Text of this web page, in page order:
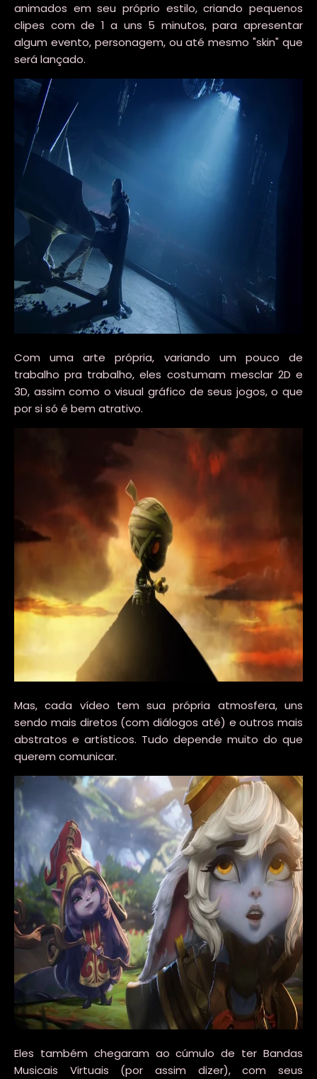
animados em seu próprio estilo, criando pequenos
clipes com de 1 a uns 5 minutos, para apresentar
algum evento, personagem, ou até mesmo "skin" que
será lançado.
Com uma arte própria, variando um pouco de
trabalho pra trabalho, eles costumam mesclar 2D e
3D, assim como o visual gráfico de seus jogos, o que
por si só é bem atrativo.
Mas, cada vídeo tem sua própria atmosfera, uns
sendo mais diretos (com diálogos até) e outros mais
abstratos e artísticos. Tudo depende muito do que
querem comunicar.
Eles também chegaram ao cúmulo de ter Bandas
Musicais Virtuais (por assim dizer), com seus